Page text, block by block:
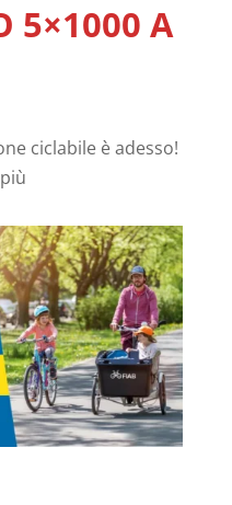
5×1000 A
ciclabile è adesso!